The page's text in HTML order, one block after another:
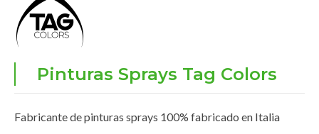
Pinturas Sprays Tag Colors
Fabricante de pinturas sprays 100% fabricado en Italia